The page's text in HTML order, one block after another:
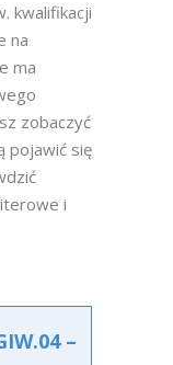
kwalifikacji
na
ma
zobaczyć
pojawić się
i
–